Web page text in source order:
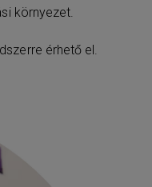
környezet.
érhető el.